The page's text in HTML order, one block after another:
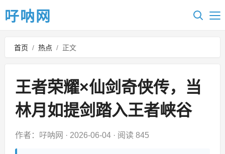
吇呐网
首页 / 热点 / 正文
王者荣耀×仙剑奇侠传，当
林月如提剑踏入王者峡谷
作者：吇呐网 · 2026-06-04· 阅读 845